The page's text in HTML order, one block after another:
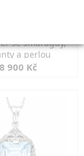
se smaragdy,
a perlou
900 Kč